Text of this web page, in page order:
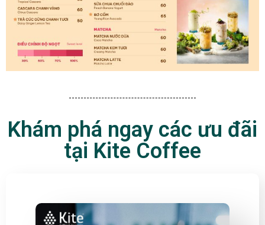
Khám phá ngay các ưu đãi
tại Kite Coffee